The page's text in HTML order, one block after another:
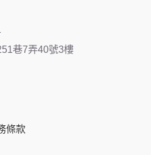
巷7弄40號3樓
條款